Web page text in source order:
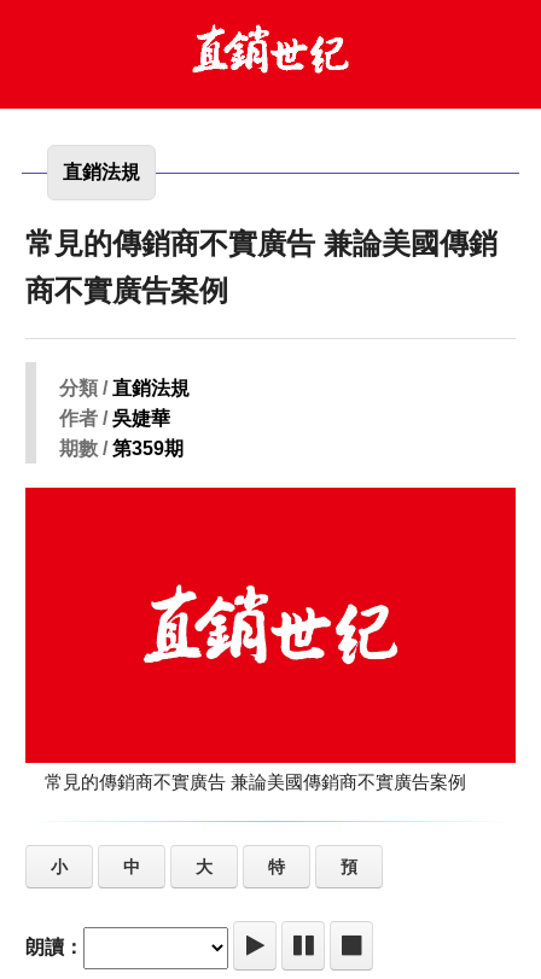
直銷法規
常見的傳銷商不實廣告 兼論美國傳銷
商不實廣告案例
分類 /直銷法規
作者 /吳婕華
期數 /第359期
常見的傳銷商不實廣告 兼論美國傳銷商不實廣告案例
小 中 大 特 預
朗讀：